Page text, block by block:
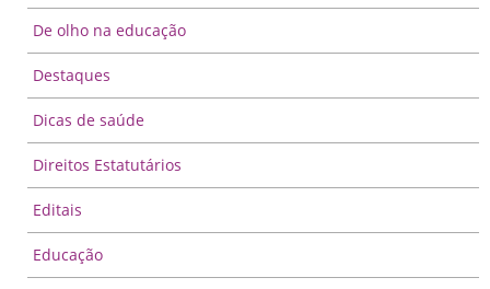
De olho na educação
Destaques
Dicas de saúde
Direitos Estatutários
Editais
Educação